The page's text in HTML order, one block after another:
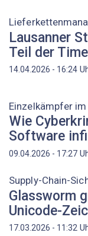
Lausanner
Teil der
14.04.2026 - 16:24
Einzelkämpfer
Wie
Software
09.04.2026 - 17:27
Supply-Chain-
Glassworm
Unicode-
17.03.2026 - 11:32